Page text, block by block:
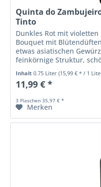
Quinta do
Tinto
Dunkles Rot mit
Bouquet mit
etwas asiatischen
feinkörnige Struktur,
Frische, leckere und
Inhalt0.75 Liter(15,99 € * / 1
11,99 € *
3 Flaschen 35,97 € *
Merken